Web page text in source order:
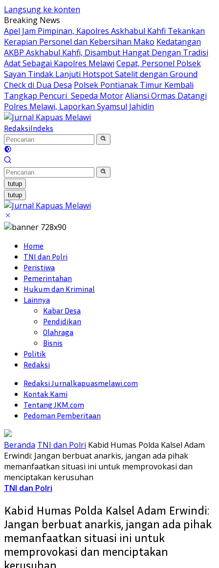
Langsung ke konten
Breaking News
Apel Jam Pimpinan, Kapolres Askhabul Kahfi Tekankan
Kerapian Personel dan Kebersihan Mako Kedatangan
AKBP Askhabul Kahfi, Disambut Hangat Dengan Tradisi
Adat Sebagai Kapolres Melawi Cepat, Personel Polsek
Sayan Tindak Lanjuti Hotspot Satelit dengan Ground
Check di Dua Desa Polsek Pontianak Timur Kembali
Tangkap Pencuri Sepeda MotorAliansi Ormas Datangi
Polres Melawi, Laporkan Syamsul Jahidin
RedaksiIndeks
tutup
tutup
Home
TNI dan Polri
Peristiwa
Pemerintahan
Hukum dan Kriminal
Lainnya
Kabar Desa
Pendidikan
Olahraga
Bisnis
Politik
Redaksi
Redaksi Jurnalkapuasmelawi.com
Kontak Kami
Tentang JKM.com
Pedoman Pemberitaan
Beranda TNI dan Polri Kabid Humas Polda Kalsel Adam
Erwindi: Jangan berbuat anarkis, jangan ada pihak
memanfaatkan situasi ini untuk memprovokasi dan
menciptakan kerusuhan
TNI dan Polri
Kabid Humas Polda Kalsel Adam Erwindi:
Jangan berbuat anarkis, jangan ada pihak
memanfaatkan situasi ini untuk
memprovokasi dan menciptakan
kerusuhan